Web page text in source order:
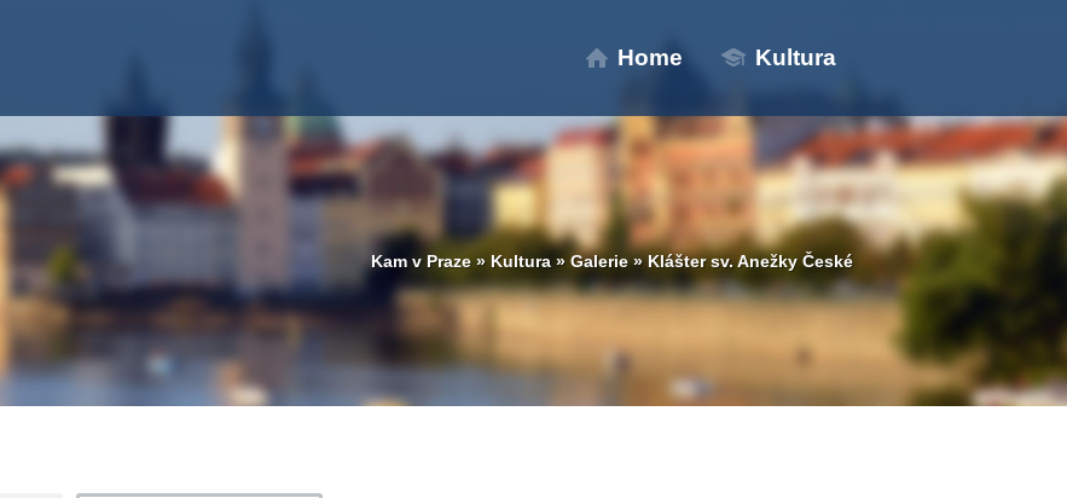
Home Kultura
Kam v Praze » Kultura » Galerie»Klášter sv. Anežky České